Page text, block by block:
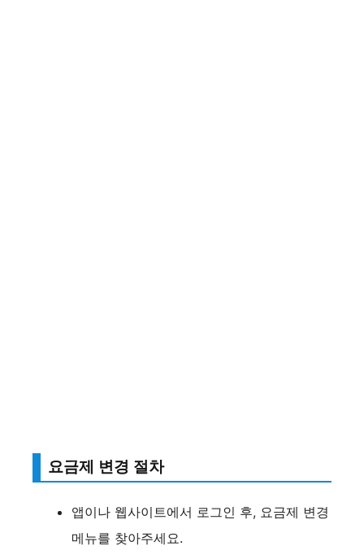
요금제 변경 절차
앱이나 웹사이트에서 로그인 후, 요금제 변경
메뉴를 찾아주세요.